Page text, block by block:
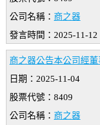
公司名稱： 商之器
發言時間：2025-11-12
商之器公告本公司經
日期：2025-11-04
股票代號：8409
公司名稱： 商之器